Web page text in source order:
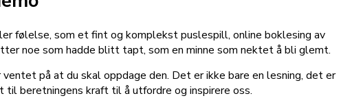
følelse, som et fint og komplekst puslespill, online boklesing av
noe som hadde blitt tapt, som en minne som nektet å bli glemt.
på at du skal oppdage den. Det er ikke bare en lesning, det er
beretningens kraft til å utfordre og inspirere oss.